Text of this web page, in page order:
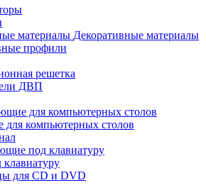
Декоративные материалы
профили
решетка
ДВП
компьютерных столов
под клавиатуру
для CD и DVD